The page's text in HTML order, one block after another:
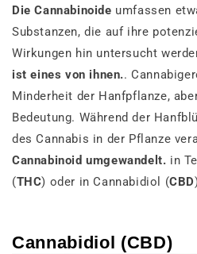
Die Cannabinoide umfassen
Substanzen, die auf ihre
Wirkungen hin untersucht
ist eines von ihnen..
Minderheit der Hanfpflanze,
Bedeutung. Während der
des Cannabis in der Pflanze
Cannabinoid umgewandelt. in
(THC) oder in Cannabidiol (CBD
Cannabidiol (CBD)